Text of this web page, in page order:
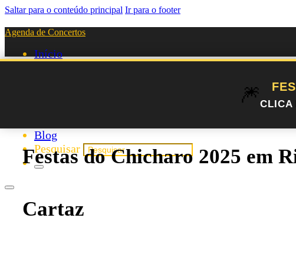
Saltar para o conteúdo principal Ir para o footer
Agenda de Concertos
Início
Blog
Pesquisar
🎆CLICA
Festas do Chicharo 2025 em
Cartaz